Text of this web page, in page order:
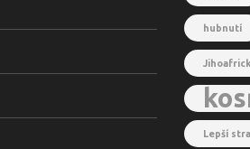
hubnutí
Lepší